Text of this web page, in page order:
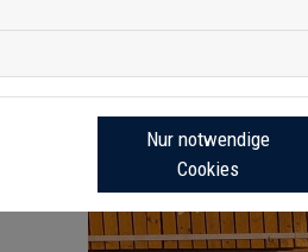
Staffelsieger RL Süd
Nur notwendige
Cookies